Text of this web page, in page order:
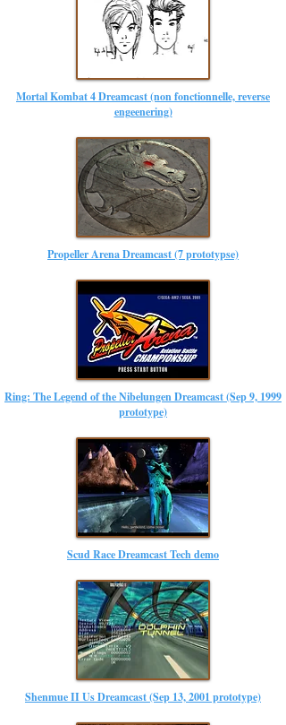
Mortal Kombat 4 Dreamcast (non fonctionnelle, reverse
engeenering)
Propeller Arena Dreamcast (7 prototypse)
Ring: The Legend of the Nibelungen Dreamcast (Sep 9, 1999
prototype)
Scud Race Dreamcast Tech demo
Shenmue II Us Dreamcast (Sep 13, 2001 prototype)